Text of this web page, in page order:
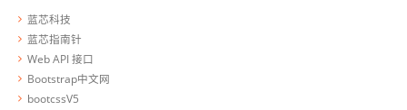
蓝芯科技
蓝芯指南针
Web API 接口
Bootstrap中文网
bootcssV5